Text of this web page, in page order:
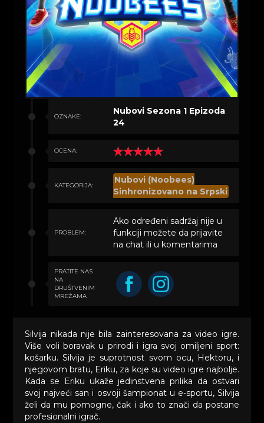
OZNAKE:
Nubovi Sezona 1 Epizoda
24
OCENA:
KATEGORIJA:
Nubovi (Noobees)
Sinhronizovano na Srpski
PROBLEM:
Ako određeni sadržaj nije u
funkciji možete da prijavite
na chat ili u komentarima
PRATITE NAS
NA
DRUŠTVENIM
MREŽAMA
Silvija nikada nije bila zainteresovana za video igre.
Više voli boravak u prirodi i igra svoj omiljeni sport:
košarku. Silvija je suprotnost svom ocu, Hektoru, i
njegovom bratu, Eriku, za koje su video igre najbolje.
Kada se Eriku ukaže jedinstvena prilika da ostvari
svoj najveći san i osvoji šampionat u e-sportu, Silvija
želi da mu pomogne, čak i ako to znači da postane
profesionalni igrač.